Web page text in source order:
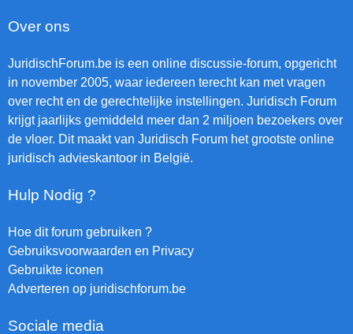
Over ons
JuridischForum.be is een online discussie-forum, opgericht
in november 2005, waar iedereen terecht kan met vragen
over recht en de gerechtelijke instellingen. Juridisch Forum
krijgt jaarlijks gemiddeld meer dan 2 miljoen bezoekers over
de vloer. Dit maakt van Juridisch Forum het grootste online
juridisch advieskantoor in België.
Hulp Nodig ?
Hoe dit forum gebruiken ?
Gebruiksvoorwaarden en Privacy
Gebruikte iconen
Adverteren op juridischforum.be
Sociale media